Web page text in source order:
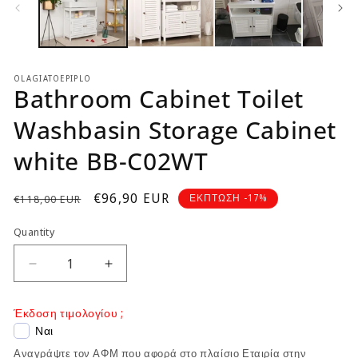
OLAGIATOEPIPLO
Bathroom Cabinet Toilet
Washbasin Storage Cabinet
white BB-C02WT
Regular
€118,00 EUR
Sale
€96,90 EUR ΕΚΠΤΩΣΗ -17%
Quantity
Decrease
quantity
Bathroom
Cabinet
Toilet
Increase
quantity
Bathroom
Toilet
Έκδοση τιμολογίου ;
Ναι
Αναγράψτε τον ΑΦΜ που αφορά στο πλαίσιο Εταιρία στην